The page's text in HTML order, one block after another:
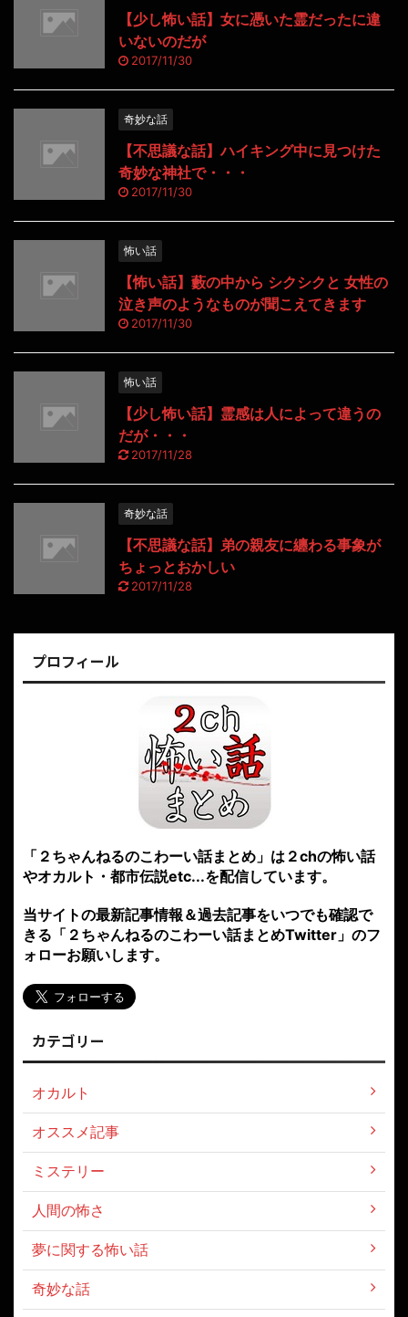
【少し怖い話】女に憑いた霊だったに違
いないのだが
2017/11/30
奇妙な話
【不思議な話】ハイキング中に見つけた
奇妙な神社で・・・
2017/11/30
怖い話
【怖い話】藪の中から シクシクと 女性の
泣き声のようなものが聞こえてきます
2017/11/30
怖い話
【少し怖い話】霊感は人によって違うの
だが・・・
2017/11/28
奇妙な話
【不思議な話】弟の親友に纏わる事象が
ちょっとおかしい
2017/11/28
プロフィール
「２ちゃんねるのこわーい話まとめ」は２chの怖い話
やオカルト・都市伝説etc...を配信しています。
当サイトの最新記事情報＆過去記事をいつでも確認で
きる「２ちゃんねるのこわーい話まとめTwitter」のフ
ォローお願いします。
カテゴリー
オカルト
オススメ記事
ミステリー
人間の怖さ
夢に関する怖い話
奇妙な話